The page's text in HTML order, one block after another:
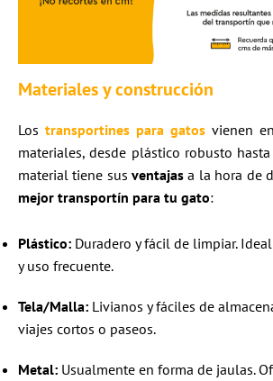
Materiales y construcción
Los transportines para gatos vienen
materiales, desde plástico robusto
material tiene susventajas a la hora de
mejor transportín para tu gato:
Plástico: Duradero y fácil de limpiar.
y uso frecuente.
Tela/Malla: Livianos y fáciles de
viajes cortos o paseos.
Metal: Usualmente en forma de jaulas.